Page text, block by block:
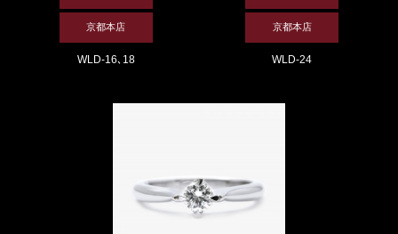
京都本店
WLD-16､18
京都本店
WLD-24